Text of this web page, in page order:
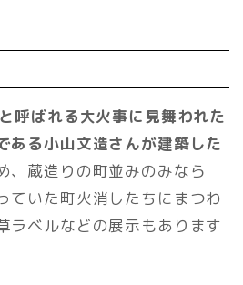
呼ばれる大火事に見舞われた
ある小山文造さんが建築した
、蔵造りの町並みのみなら
ていた町火消したちにまつわ
ラベルなどの展示もあります